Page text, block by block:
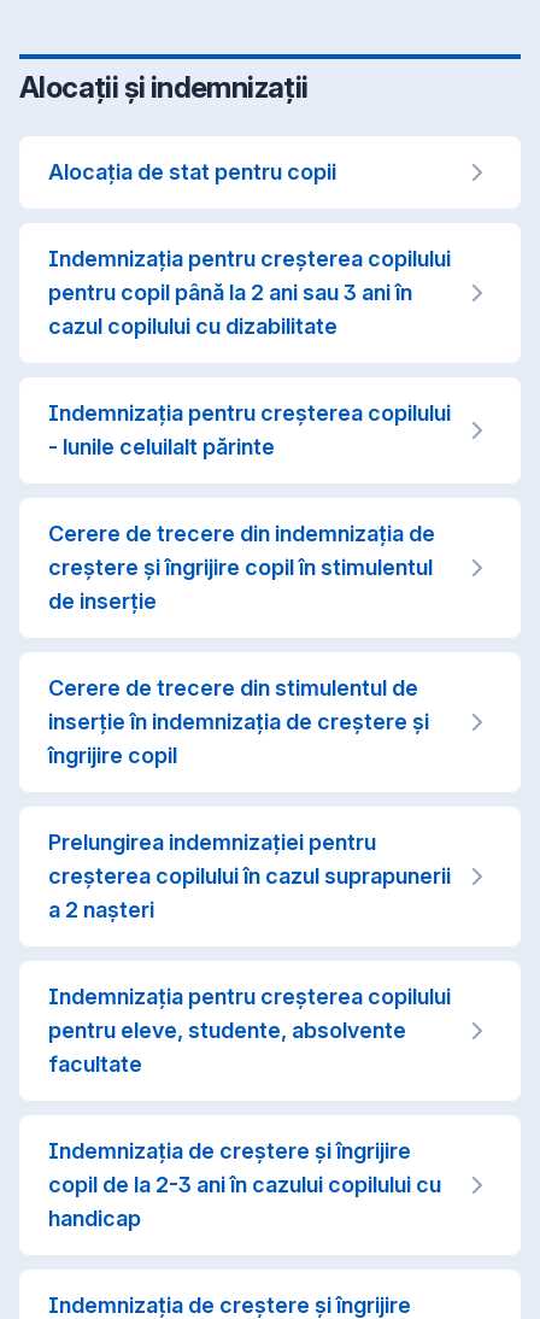
Alocații și indemnizații
Alocaţia de stat pentru copii
Indemnizația pentru creșterea copilului
pentru copil până la 2 ani sau 3 ani în
cazul copilului cu dizabilitate
Indemnizația pentru creșterea copilului
- lunile celuilalt părinte
Cerere de trecere din indemnizația de
creștere și îngrijire copil în stimulentul
de inserție
Cerere de trecere din stimulentul de
inserție în indemnizația de creștere și
îngrijire copil
Prelungirea indemnizației pentru
creșterea copilului în cazul suprapunerii
a 2 nașteri
Indemnizația pentru creșterea copilului
pentru eleve, studente, absolvente
facultate
Indemnizația de creștere și îngrijire
copil de la 2-3 ani în cazului copilului cu
handicap
Indemnizația de creștere și îngrijire